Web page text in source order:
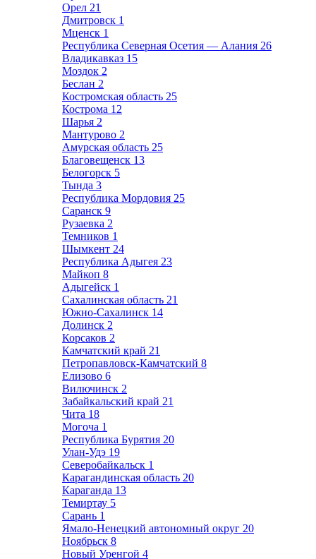
Орел 21
Дмитровск 1
Мценск 1
Республика Северная Осетия — Алания 26
Владикавказ 15
Моздок 2
Беслан 2
Костромская область 25
Кострома 12
Шарья 2
Мантурово 2
Амурская область 25
Благовещенск 13
Белогорск 5
Тында 3
Республика Мордовия 25
Саранск 9
Рузаевка 2
Темников 1
Шымкент 24
Республика Адыгея 23
Майкоп 8
Адыгейск 1
Сахалинская область 21
Южно-Сахалинск 14
Долинск 2
Корсаков 2
Камчатский край 21
Петропавловск-Камчатский 8
Елизово 6
Вилючинск 2
Забайкальский край 21
Чита 18
Могоча 1
Республика Бурятия 20
Улан-Удэ 19
Северобайкальск 1
Карагандинская область 20
Караганда 13
Темиртау 5
Сарань 1
Ямало-Ненецкий автономный округ 20
Ноябрьск 8
Новый Уренгой 4